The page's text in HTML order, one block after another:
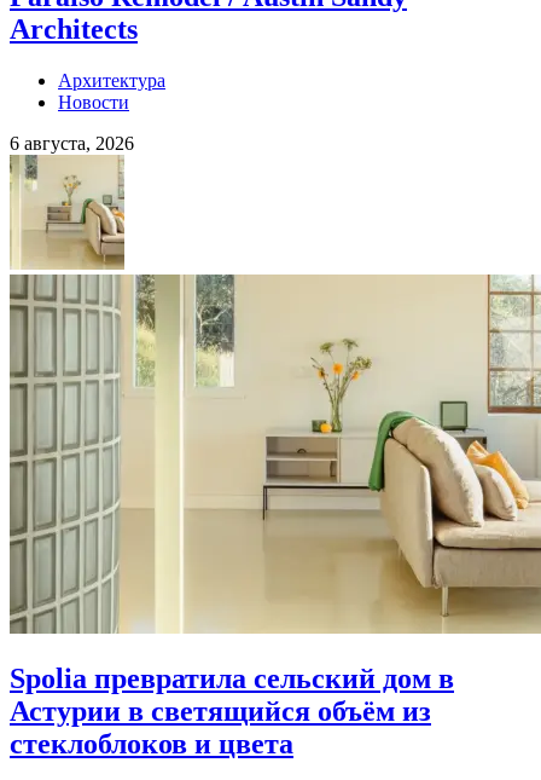
Architects
Архитектура
Новости
6 августа, 2026
Spolia превратила сельский дом в
Астурии в светящийся объём из
стеклоблоков и цвета